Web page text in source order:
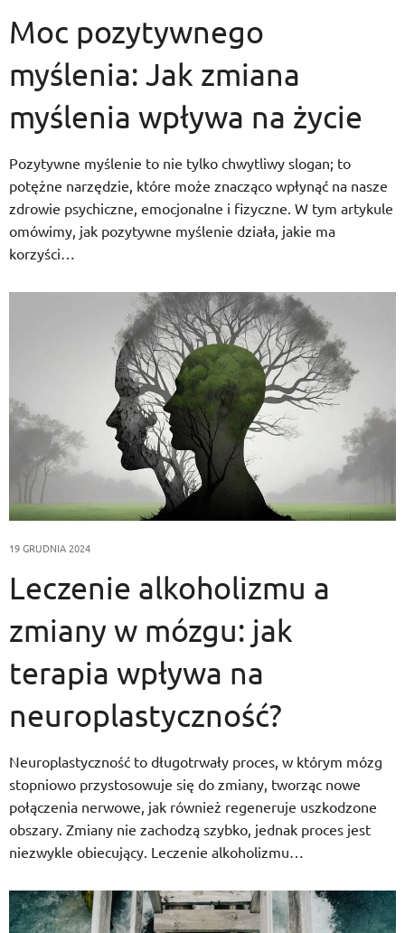
Moc pozytywnego
myślenia: Jak zmiana
myślenia wpływa na życie
Pozytywne myślenie to nie tylko chwytliwy slogan; to
potężne narzędzie, które może znacząco wpłynąć na nasze
zdrowie psychiczne, emocjonalne i fizyczne. W tym artykule
omówimy, jak pozytywne myślenie działa, jakie ma
korzyści…
19 GRUDNIA 2024
Leczenie alkoholizmu a
zmiany w mózgu: jak
terapia wpływa na
neuroplastyczność?
Neuroplastyczność to długotrwały proces, w którym mózg
stopniowo przystosowuje się do zmiany, tworząc nowe
połączenia nerwowe, jak również regeneruje uszkodzone
obszary. Zmiany nie zachodzą szybko, jednak proces jest
niezwykle obiecujący. Leczenie alkoholizmu…